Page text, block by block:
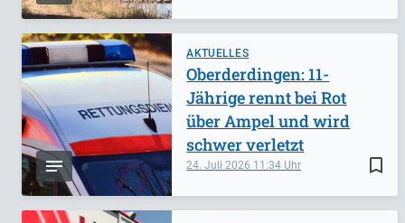
AKTUELLES
bookmark_border
24. Juli 2026 11:34
Oberderdingen: 11-
Jährige rennt bei Rot
über Ampel und wird
schwer verletzt